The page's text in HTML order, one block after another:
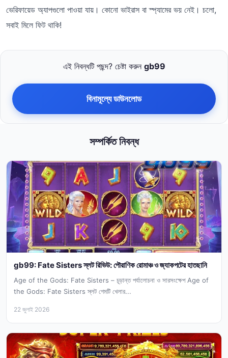
ভেরিফায়েড অ্যাপগুলো পাওয়া যায়। কোনো ভাইরাস বা স্প্যামের ভয় নেই। চলো,
সবাই মিলে ফিট থাকি!
এই নিবন্ধটি পছন্দ? চেষ্টা করুন gb99
বিনামূল্যে ডাউনলোড
সম্পর্কিত নিবন্ধ
gb99: Fate Sisters স্লট রিভিউ: পৌরাণিক রোমাঞ্চ ও জ্যাকপটের হাতছানি
Age of the Gods: Fate Sisters – চূড়ান্ত পর্যালোচনা ও সারসংক্ষেপ Age of
the Gods: Fate Sisters স্লট গেমটি খেলার...
22 জুলাই 2026